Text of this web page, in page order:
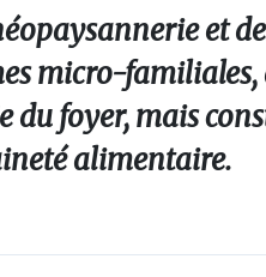
et
micro-
du foyer, mais
alimentaire.